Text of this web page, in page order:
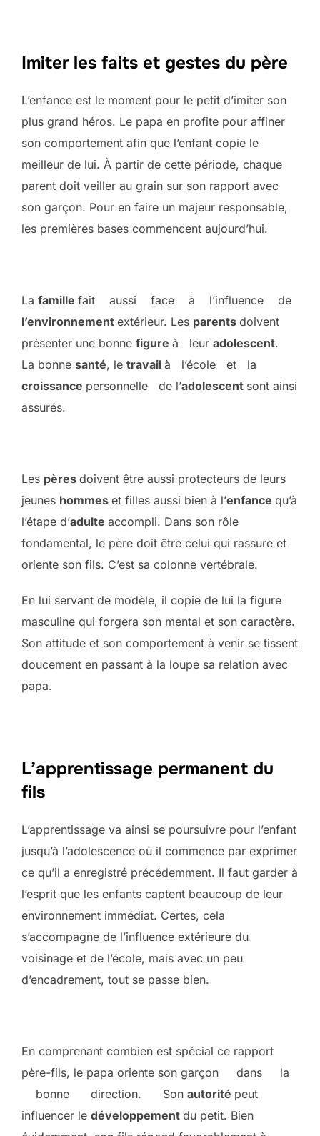
Imiter les faits et gestes du père
L’enfance est le moment pour le petit d’imiter son
plus grand héros. Le papa en profite pour affiner
son comportement afin que l’enfant copie le
meilleur de lui. À partir de cette période, chaque
parent doit veiller au grain sur son rapport avec
son garçon. Pour en faire un majeur responsable,
les premières bases commencent aujourd’hui.
La famille fait aussi face à l’influence de
l’environnement extérieur. Les parents doivent
présenter une bonne figure à leur adolescent.
La bonne santé, le travail à l’école et la
croissance personnelle de l’adolescent sont ainsi
assurés.
Les pères doivent être aussi protecteurs de leurs
jeunes hommes et filles aussi bien à l’enfance qu’à
l’étape d’adulte accompli. Dans son rôle
fondamental, le père doit être celui qui rassure et
oriente son fils. C’est sa colonne vertébrale.
En lui servant de modèle, il copie de lui la figure
masculine qui forgera son mental et son caractère.
Son attitude et son comportement à venir se tissent
doucement en passant à la loupe sa relation avec
papa.
L’apprentissage permanent du
fils
L’apprentissage va ainsi se poursuivre pour l’enfant
jusqu’à l’adolescence où il commence par exprimer
ce qu’il a enregistré précédemment. Il faut garder à
l’esprit que les enfants captent beaucoup de leur
environnement immédiat. Certes, cela
s’accompagne de l’influence extérieure du
voisinage et de l’école, mais avec un peu
d’encadrement, tout se passe bien.
En comprenant combien est spécial ce rapport
père-fils, le papa oriente son garçon dans la
bonne direction. Son autorité peut
influencer le développement du petit. Bien